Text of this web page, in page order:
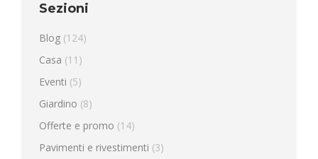
Sezioni
Blog (124)
Casa (11)
Eventi (5)
Giardino (8)
Offerte e promo (14)
Pavimenti e rivestimenti (3)